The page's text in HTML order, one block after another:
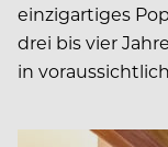
einzigartiges
drei bis vier
in